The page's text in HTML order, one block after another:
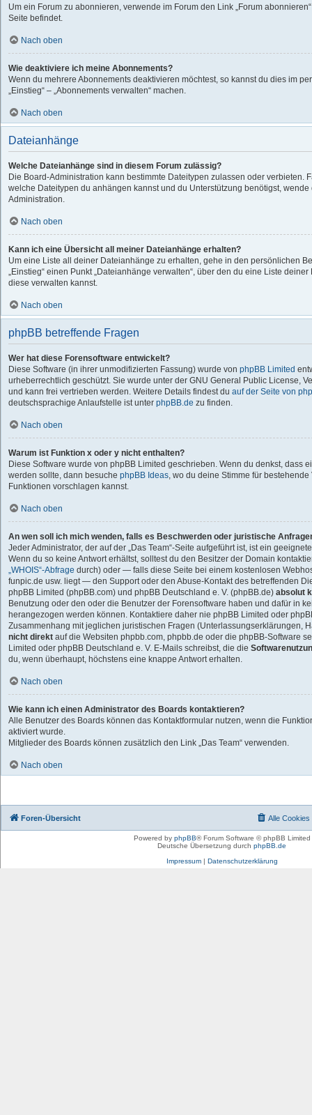
Um ein Forum zu abonnieren, verwende im Forum den Link „Forum
Seite befindet.
Nach oben
Wie deaktiviere ich meine Abonnements?
Wenn du mehrere Abonnements deaktivieren möchtest, so kannst du dies im
„Einstieg“ – „Abonnements verwalten“ machen.
Nach oben
Dateianhänge
Welche Dateianhänge sind in diesem Forum zulässig?
Die Board-Administration kann bestimmte Dateitypen zulassen oder verbieten.
welche Dateitypen du anhängen kannst und du Unterstützung benötigst,
Administration.
Nach oben
Kann ich eine Übersicht all meiner Dateianhänge erhalten?
Um eine Liste all deiner Dateianhänge zu erhalten, gehe in den persönlichen
„Einstieg“ einen Punkt „Dateianhänge verwalten“, über den du eine Liste
diese verwalten kannst.
Nach oben
phpBB betreffende Fragen
Wer hat diese Forensoftware entwickelt?
Diese Software (in ihrer unmodifizierten Fassung) wurde von phpBB Limited
urheberrechtlich geschützt. Sie wurde unter der GNU General Public License,
und kann frei vertrieben werden. Weitere Details findest du auf der Seite von
deutschsprachige Anlaufstelle ist unter phpBB.de zu finden.
Nach oben
Warum ist Funktion x oder y nicht enthalten?
Diese Software wurde von phpBB Limited geschrieben. Wenn du denkst, dass
werden sollte, dann besuche phpBB Ideas, wo du deine Stimme für
Funktionen vorschlagen kannst.
Nach oben
An wen soll ich mich wenden, falls es Beschwerden oder juristische
Jeder Administrator, der auf der „Das Team“-Seite aufgeführt ist, ist ein
Wenn du so keine Antwort erhältst, solltest du den Besitzer der Domain
„WHOIS“-Abfrage durch) oder — falls diese Seite bei einem kostenlosen
funpic.de usw. liegt — den Support oder den Abuse-Kontakt des betreffenden
phpBB Limited (phpBB.com) und phpBB Deutschland e. V. (phpBB.de) absolut
Benutzung oder den oder die Benutzer der Forensoftware haben und dafür in
herangezogen werden können. Kontaktiere daher nie phpBB Limited oder
Zusammenhang mit jeglichen juristischen Fragen (Unterlassungserklärungen,
nicht direkt auf die Websiten phpbb.com, phpbb.de oder die phpBB-Software
Limited oder phpBB Deutschland e. V. E-Mails schreibst, die die
du, wenn überhaupt, höchstens eine knappe Antwort erhalten.
Nach oben
Wie kann ich einen Administrator des Boards kontaktieren?
Alle Benutzer des Boards können das Kontaktformular nutzen, wenn die
aktiviert wurde.
Mitglieder des Boards können zusätzlich den Link „Das Team“ verwenden.
Nach oben
Foren-Übersicht Alle Cookies
Powered by phpBB® Forum Software © phpBB Limited
Deutsche Übersetzung durch phpBB.de
Impressum| Datenschutzerklärung